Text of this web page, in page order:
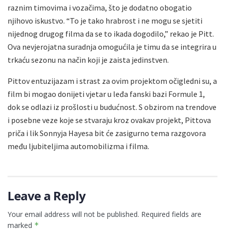
raznim timovima i vozačima, što je dodatno obogatio
njihovo iskustvo. “To je tako hrabrost i ne mogu se sjetiti
nijednog drugog filma da se to ikada dogodilo,” rekao je Pitt.
Ova nevjerojatna suradnja omogućila je timu da se integrira u
trkaću sezonu na način koji je zaista jedinstven.
Pittov entuzijazam i strast za ovim projektom očigledni su, a
film bi mogao donijeti vjetar u leđa fanski bazi Formule 1,
dok se odlazi iz prošlosti u budućnost. S obzirom na trendove
i posebne veze koje se stvaraju kroz ovakav projekt, Pittova
priča i lik Sonnyja Hayesa bit će zasigurno tema razgovora
među ljubiteljima automobilizma i filma.
Leave a Reply
Your email address will not be published. Required fields are
marked *